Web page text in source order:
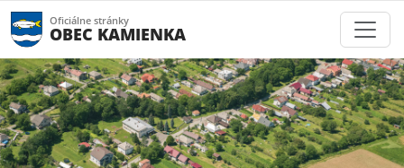
Oficiálne stránky
OBEC KAMIENKA